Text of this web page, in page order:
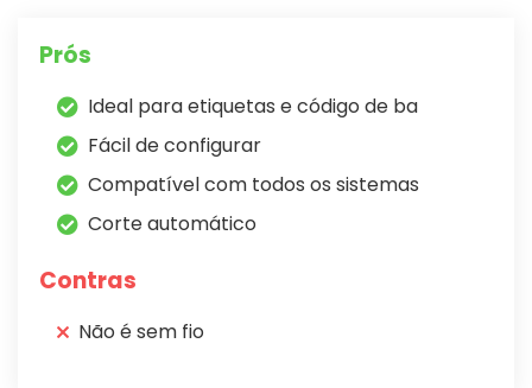
Prós
Ideal para etiquetas e código de ba
Fácil de configurar
Compatível com todos os sistemas
Corte automático
Contras
Não é sem fio